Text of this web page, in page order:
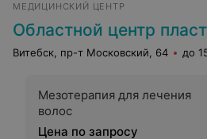
МЕДИЦИНСКИЙ ЦЕНТР
Областной центр пластической
Витебск, пр-т Московский, 64 до
Мезотерапия для лечения
волос
Цена по запросу